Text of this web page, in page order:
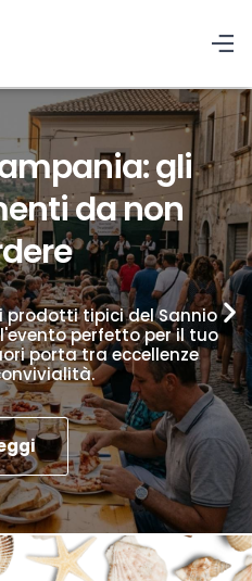
gli
da non
prodotti tipici del Sannio
perfetto per il tuo
porta tra eccellenze